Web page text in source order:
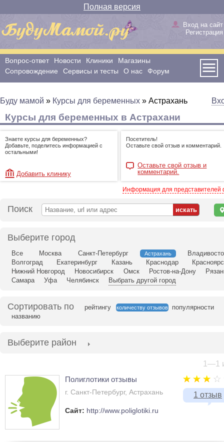
Полная версия
Вход на сайт
Регистрация
Вопрос-ответ Новости Клиники
Магазины
Сопровождение
Сервисы и тесты О нас Форум
Буду мамой » Курсы для беременных » Астрахань
Курсы для беременных в Астрахани
Знаете курсы для беременных?
Добавьте, поделитесь информацией с
остальными!
Добавить клинику
Посетитель!
Оставьте свой отзыв и комментарий.
Оставьте свой отзыв и
комментарий.
Информация для представителей
Поиск
Выберите город
Все Москва Санкт-Петербург Астрахань
Волгоград
Екатеринбург Казань Краснодар
Нижний Новгород
Новосибирск Омск Ростов-на-Дону
Самара
Уфа Челябинск Выбрать другой город
Сортировать по рейтингу количеству отзывов
популярности
названию
Выберите район
1—1
1 отзыв
Полиглотики отзывы
г. Санкт-Петербург, Астрахань
Сайт: http://www.poliglotiki.ru